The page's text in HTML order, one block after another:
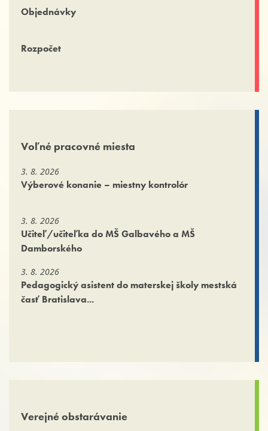
Objednávky
Rozpočet
Voľné pracovné miesta
3. 8. 2026
Výberové konanie – miestny kontrolór
3. 8. 2026
Učiteľ/učiteľka do MŠ Galbavého a MŠ
Damborského
3. 8. 2026
Pedagogický asistent do materskej školy mestská
časť Bratislava...
Verejné obstarávanie